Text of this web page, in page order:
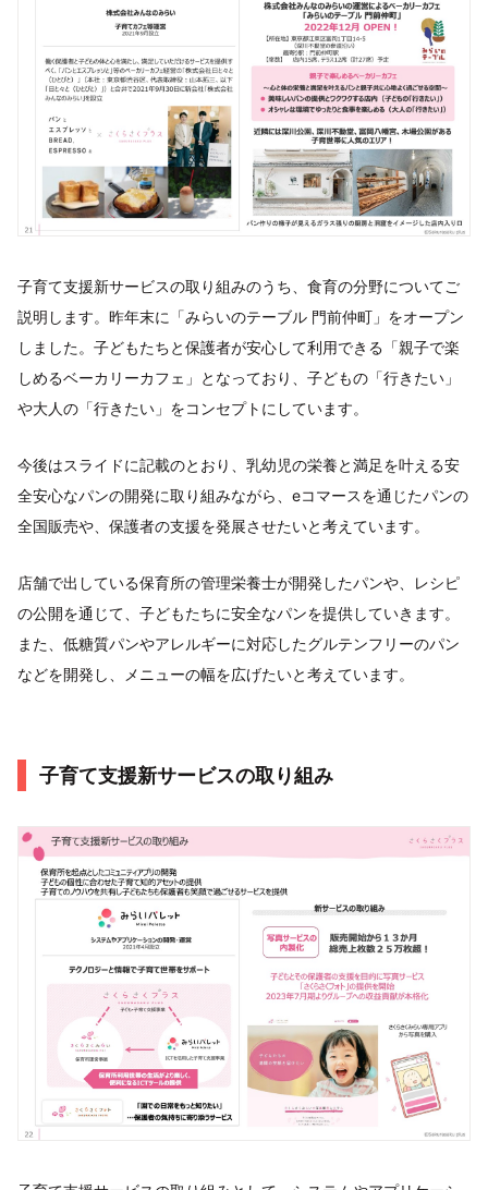
子育て支援新サービスの取り組みのうち、食育の分野についてご
説明します。昨年末に「みらいのテーブル 門前仲町」をオープン
しました。子どもたちと保護者が安心して利用できる「親子で楽
しめるベーカリーカフェ」となっており、子どもの「行きたい」
や大人の「行きたい」をコンセプトにしています。
今後はスライドに記載のとおり、乳幼児の栄養と満足を叶える安
全安心なパンの開発に取り組みながら、eコマースを通じたパンの
全国販売や、保護者の支援を発展させたいと考えています。
店舗で出している保育所の管理栄養士が開発したパンや、レシピ
の公開を通じて、子どもたちに安全なパンを提供していきます。
また、低糖質パンやアレルギーに対応したグルテンフリーのパン
などを開発し、メニューの幅を広げたいと考えています。
子育て支援新サービスの取り組み